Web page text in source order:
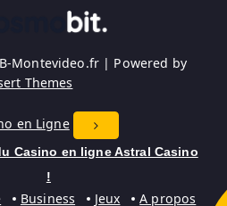
Montevideo.fr | Powered by
Themes
en Ligne
Casino en ligne Astral Casino
!
Business Jeux A propos